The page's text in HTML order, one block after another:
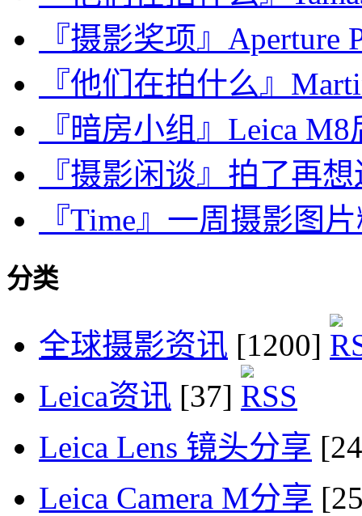
『摄影奖项』Aperture
『他们在拍什么』
『暗房小组』Leica
『摄影闲谈』拍了再
『Time』一周摄影图
分类
全球摄影资讯 [1200]
Leica资讯 [37]
Leica Lens 镜头分享
Leica Camera M分享